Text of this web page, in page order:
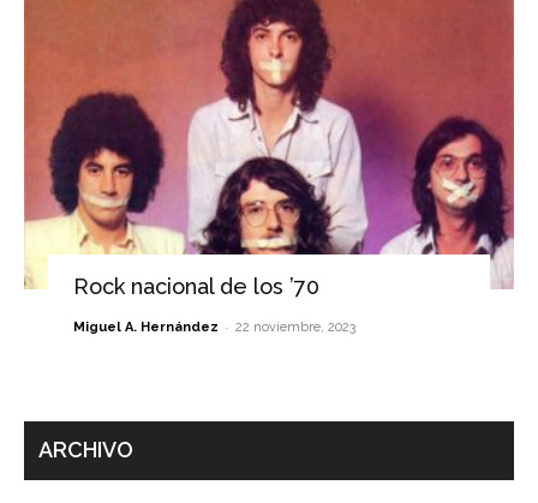
Rock nacional de los ’70
Miguel A. Hernández - 22 noviembre, 2023
ARCHIVO